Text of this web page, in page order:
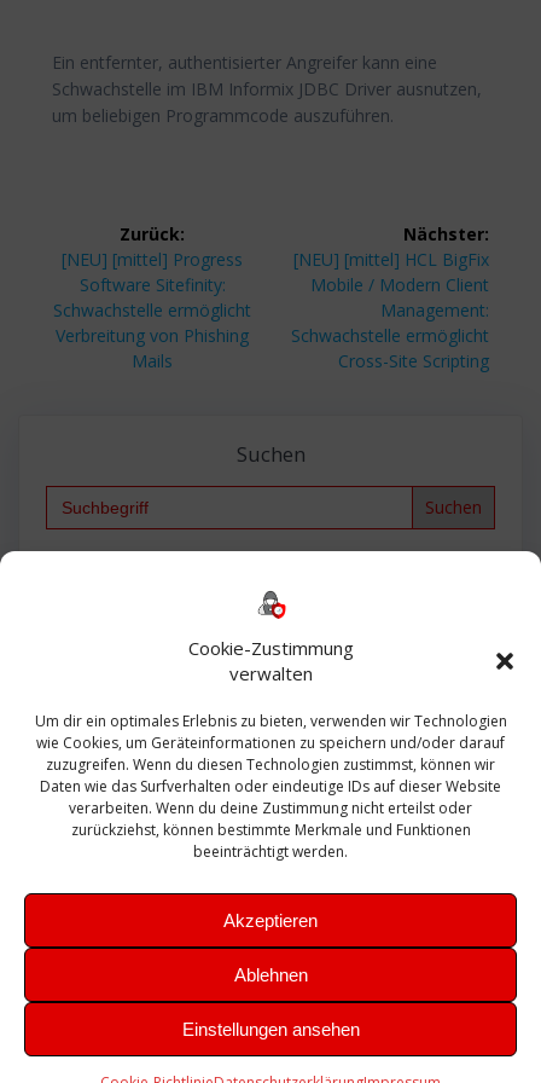
Cookie-Zustimmung
verwalten
Um dir ein optimales Erlebnis zu bieten, verwenden wir Technologien
wie Cookies, um Geräteinformationen zu speichern und/oder darauf
zuzugreifen. Wenn du diesen Technologien zustimmst, können wir
Daten wie das Surfverhalten oder eindeutige IDs auf dieser Website
verarbeiten. Wenn du deine Zustimmung nicht erteilst oder
zurückziehst, können bestimmte Merkmale und Funktionen
beeinträchtigt werden.
Akzeptieren
Ablehnen
Einstellungen ansehen
Ein entfernter, authentisierter Angreifer kann eine
Schwachstelle im IBM Informix JDBC Driver ausnutzen,
um beliebigen Programmcode auszuführen.
Beitragsnavigation
Zurück:
Vorheriger
Beitrag:
[NEU] [mittel] Progress
Software Sitefinity:
Schwachstelle ermöglicht
Verbreitung von Phishing
Mails
Nächster:
Nächster
Beitrag:
[NEU] [mittel] HCL BigFix
Mobile / Modern Client
Management:
Schwachstelle ermöglicht
Cross-Site Scripting
Suchen
Search
Bautagebuch
Exchange firewall Fritzbox
Microsoft
Sanierung SBS Security Server Sicherheit
Sicherung SIEM Sophos SSL Ubuntu
Update Upgrade UTM VCenter VCSA Veeam
VMWare VPN WAZUH Windows
Zertifikat
Theme